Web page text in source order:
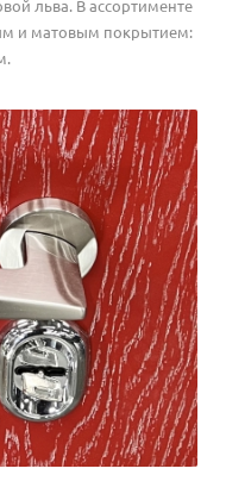
льва. В ассортименте
и матовым покрытием: